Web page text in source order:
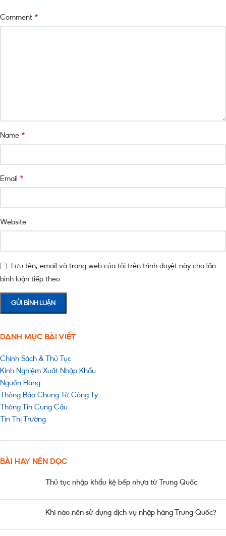
Comment *
Name *
Email *
Website
Lưu tên, email và trang web của tôi trên trình duyệt này cho lần
bình luận tiếp theo
DANH MỤC BÀI VIẾT
Chính Sách & Thủ Tục
Kinh Nghiệm Xuất Nhập Khẩu
Nguồn Hàng
Thông Báo Chung Từ Công Ty
Thông Tin Cung Cầu
Tin Thị Trường
BÀI HAY NÊN ĐỌC
Thủ tục nhập khẩu kệ bếp nhựa từ Trung Quốc
Khi nào nên sử dụng dịch vụ nhập hàng Trung Quốc?